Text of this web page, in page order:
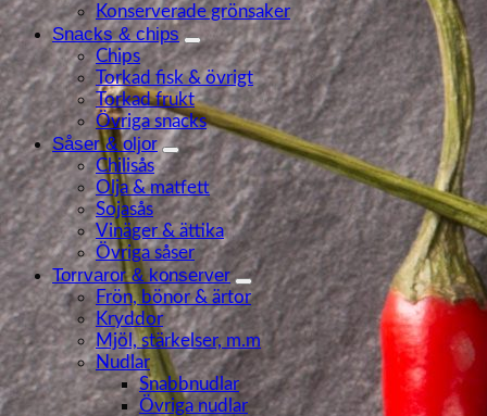
Konserverade grönsaker
Snacks & chips
Chips
Torkad fisk & övrigt
Torkad frukt
Övriga snacks
Såser & oljor
Chilisås
Olja & matfett
Sojasås
Vinäger & ättika
Övriga såser
Torrvaror & konserver
Frön, bönor & ärtor
Kryddor
Mjöl, stärkelser, m.m
Nudlar
Snabbnudlar
Övriga nudlar